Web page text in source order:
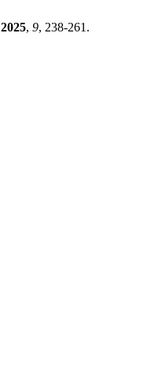
2025, 9, 238-261.